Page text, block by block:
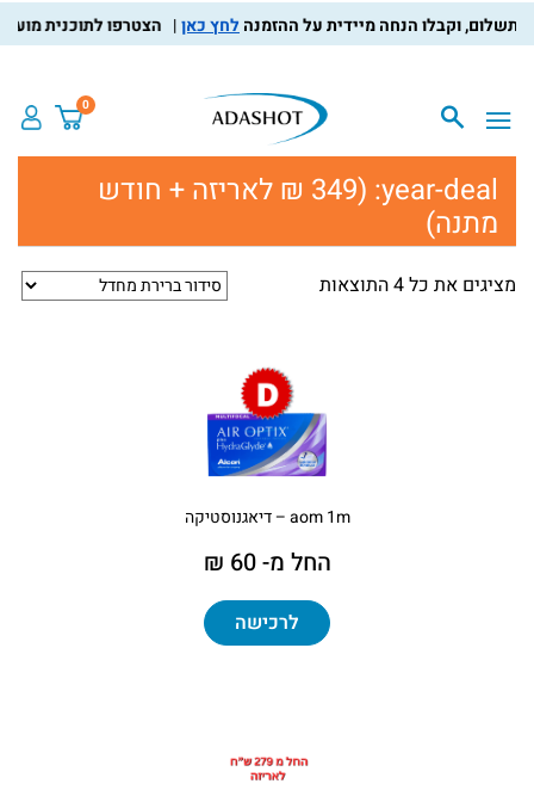
לחץ כאן הצטרפו לתוכנית מועדון
0
year-deal:
(349 ₪ לאריזה + חודש
מתנה)
מציגים את כל ⁦4⁩ התוצאות
aom 1m – דיאגנוסטיקה
החל מ- 60 ₪
לרכישה